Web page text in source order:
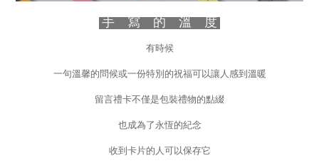
手 寫 的 溫 度
有時候
一句溫馨的問候或一份特別的祝福可以讓人感到溫暖
留言禮卡不僅是包裝禮物的點綴
也成為了永恆的紀念
收到卡片的人可以保存它